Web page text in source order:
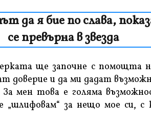
да я бие по слава,
се превърна в звезда
ще започне с помощта
доверие и да ми дадат
мен това е голяма
за нещо мое си, с